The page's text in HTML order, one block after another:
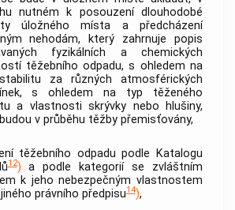
nutném k posouzení dlouhodobé
úložného místa a předcházení
nehodám, který zahrnuje popis
fyzikálních a chemických
těžebního odpadu, s ohledem na
za různých atmosférických
s ohledem na typ těženého
a vlastnosti skrývky nebo hlušiny,
v průběhu těžby přemisťovány,
těžebního odpadu podle Katalogu
12) a podle kategorií se zvláštním
k jeho nebezpečným vlastnostem
právního předpisu14),